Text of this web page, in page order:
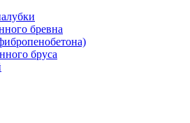
бревна
бруса